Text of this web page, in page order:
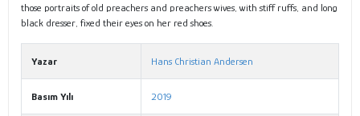
those portraits of old preachers and preachers wives, with stiff ruffs, and long
black dresser, fixed their eyes on her red shoes.
Yazar Hans Christian Andersen
Basım Yılı 2019